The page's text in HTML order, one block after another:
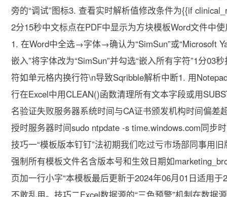
旁的“调试”图标3. 查看实时解析值修改条件为{{if
2分15秒中文标点在PDF中显示为方块模板Word文件中
1. 在Word中全选→字体→确认为“SimSun”或“Microsoft
嵌入”将字体改为“SimSun”并勾选“嵌入所有字符”1分
符如单元格内换行符\n导致Sqribble解析中断1. 用
行在Excel中用CLEAN()函数清理所有文本字段或用
名验证失败服务器系统时间与CA证书颁发机构时间偏
授时服务器时间sudo ntpdate -s time.windows.com同步
技巧一“模板版本钉钉”法初期我们吃过亏市场部同事用
强制所有模板文件名含版本号和生效日期如
页加一行小字“本模板最后更新于2024年06月01日适用
不敢乱用。技巧二Excel数据源的“三色预警”机制在数据